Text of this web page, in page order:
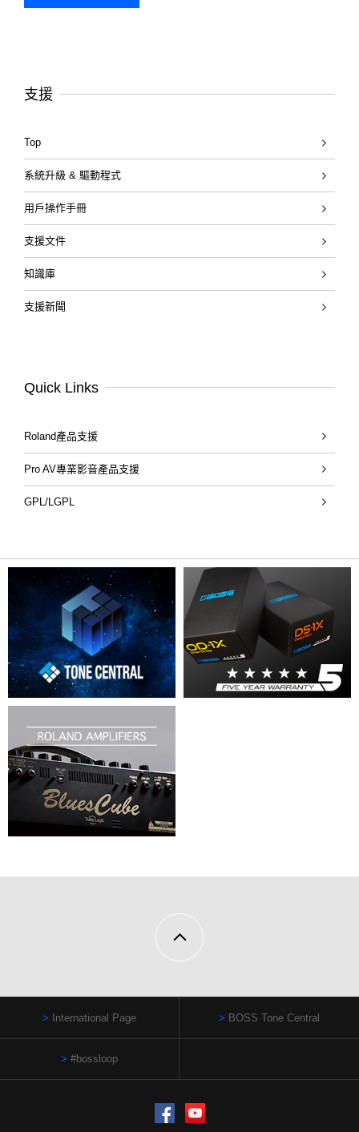
支援
Top
系統升級 & 驅動程式
用戶操作手冊
支援文件
知識庫
支援新聞
Quick Links
Roland產品支援
Pro AV專業影音產品支援
GPL/LGPL
International Page BOSS Tone Central
#bossloop
FacebookYouTube